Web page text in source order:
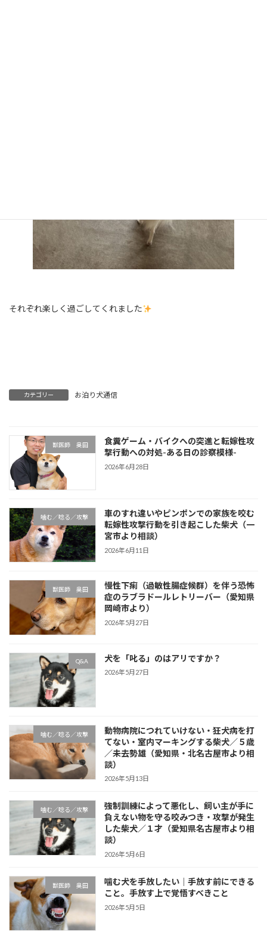
それぞれ楽しく過ごしてくれました
カテゴリー お泊り犬通信
獣医師 奥田
食糞ゲーム・バイクへの突進と転嫁性攻
撃行動への対処-ある日の診察模様-
2026年6月28日
噛む／唸る／攻撃
車のすれ違いやピンポンでの家族を咬む
転嫁性攻撃行動を引き起こした柴犬（一
宮市より相談）
2026年6月11日
獣医師 奥田
慢性下痢（過敏性腸症候群）を伴う恐怖
症のラブラドールレトリーバー（愛知県
岡崎市より）
2026年5月27日
Q&A 犬を「叱る」のはアリですか？
2026年5月27日
噛む／唸る／攻撃
動物病院につれていけない・狂犬病を打
てない・室内マーキングする柴犬／５歳
／未去勢雄（愛知県・北名古屋市より相
談）
2026年5月13日
噛む／唸る／攻撃
強制訓練によって悪化し、飼い主が手に
負えない物を守る咬みつき・攻撃が発生
した柴犬／１才（愛知県名古屋市より相
談）
2026年5月6日
獣医師 奥田
噛む犬を手放したい｜手放す前にできる
こと。手放す上で覚悟すべきこと
2026年5月5日